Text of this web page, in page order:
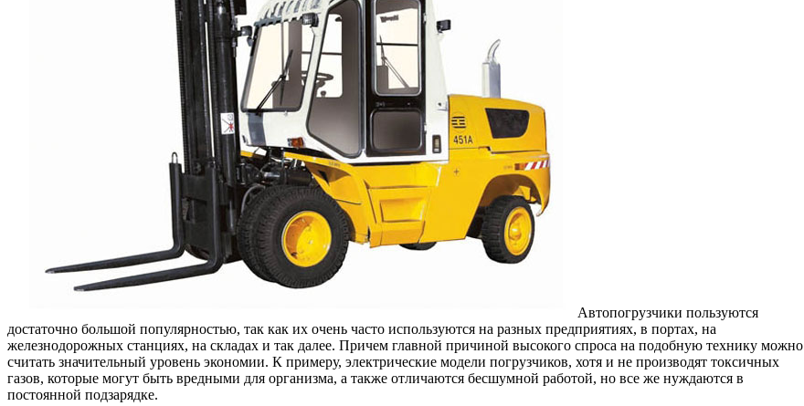
Автопогрузчики пользуются
достаточно большой популярностью, так как их очень часто используются на разных предприятиях, в портах, на
железнодорожных станциях, на складах и так далее. Причем главной причиной высокого спроса на подобную технику можно
считать значительный уровень экономии. К примеру, электрические модели погрузчиков, хотя и не производят токсичных
газов, которые могут быть вредными для организма, а также отличаются бесшумной работой, но все же нуждаются в
постоянной подзарядке.